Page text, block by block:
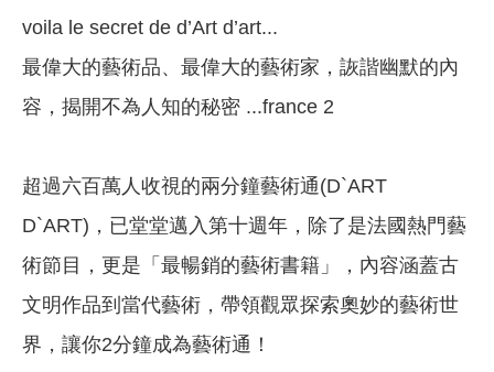
voila le secret de d’Art d’art...
最偉大的藝術品、最偉大的藝術家，詼諧幽默的內
容，揭開不為人知的秘密 ...france 2
超過六百萬人收視的兩分鐘藝術通(D`ART
D`ART)，已堂堂邁入第十週年，除了是法國熱門藝
術節目，更是「最暢銷的藝術書籍」，內容涵蓋古
文明作品到當代藝術，帶領觀眾探索奧妙的藝術世
界，讓你2分鐘成為藝術通！